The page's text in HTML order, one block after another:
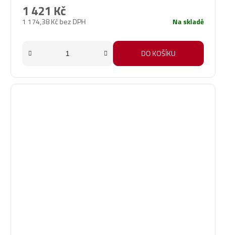
1 174,38 Kč bez DPH
1 421 Kč
Na skladě
DO KOŠÍKU